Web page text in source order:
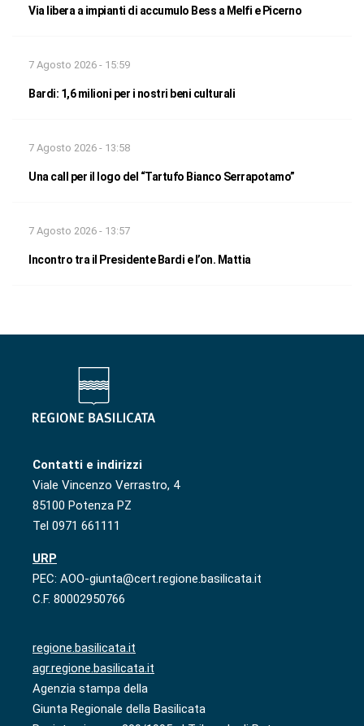
Via libera a impianti di accumulo Bess a Melfi e Picerno
7 Agosto 2026 - 15:59
Bardi: 1,6 milioni per i nostri beni culturali
7 Agosto 2026 - 13:58
Una call per il logo del “Tartufo Bianco Serrapotamo”
7 Agosto 2026 - 13:57
Incontro tra il Presidente Bardi e l’on. Mattia
Contatti e indirizzi
Viale Vincenzo Verrastro, 4
85100 Potenza PZ
Tel 0971 661111
URP
PEC: AOO-giunta@cert.regione.basilicata.it
C.F. 80002950766
regione.basilicata.it
agr.regione.basilicata.it
Agenzia stampa della
Giunta Regionale della Basilicata